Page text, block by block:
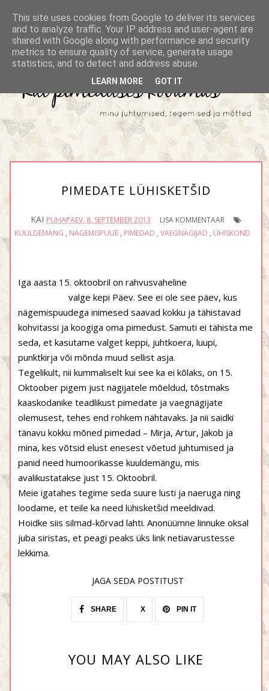
PIMEDATE LÜHISKETŠID
KAI PÜHAPÄEV, 8. SEPTEMBER 2013
LISA KOMMENTAAR
KUULDEMÄNG , NÄGEMISPUUE , PIMEDAD , VAEGNÄGIJAD , ÜHISKOND
Iga aasta 15. oktoobril on rahvusvaheline
valge kepi Päev. See ei ole see päev, kus
nägemispuudega inimesed saavad kokku ja tähistavad
kohvitassi ja koogiga oma pimedust. Samuti ei tähista me
seda, et kasutame valget keppi, juhtkoera, luupi,
punktkirja või mõnda muud sellist asja.
Tegelikult, nii kummaliselt kui see ka ei kõlaks, on 15.
Oktoober pigem just nägijatele mõeldud, tõstmaks
kaaskodanike teadlikust pimedate ja vaegnägijate
olemusest, tehes end rohkem nähtavaks. Ja nii saidki
tänavu kokku mõned pimedad – Mirja, Artur, Jakob ja
mina, kes võtsid elust enesest võetud juhtumised ja
panid need humoorikasse kuuldemängu, mis
avalikustatakse just 15. Oktoobril.
Meie igatahes tegime seda suure lusti ja naeruga ning
loodame, et teile ka need lühisketšid meeldivad.
Hoidke siis silmad-kõrvad lahti. Anonüümne linnuke oksal
juba siristas, et peagi peaks üks link netiavarustesse
lekkima.
JAGA SEDA POSTITUST
SHARE X PIN IT
YOU MAY ALSO LIKE
This site uses cookies from Google to deliver its services
and to analyze traffic. Your IP address and user-agent are
shared with Google along with performance and security
metrics to ensure quality of service, generate usage
statistics, and to detect and address abuse.
LEARN MORE GOT IT